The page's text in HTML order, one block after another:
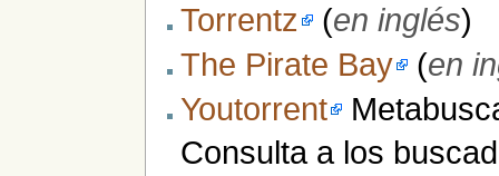
Torrentz
(en inglés)
The Pirate Bay
(en
Youtorrent
Consulta a los